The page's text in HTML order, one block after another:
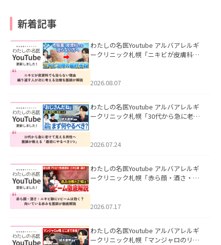
新着記事
わたしの名医Youtube アルバアレルギ
ークリニック札幌「ニキビが皮膚科で
ました。
2026.08.07
わたしの名医Youtube アルバアレルギ
ークリニック札幌「30代から急に老け
た。
2026.07.24
わたしの名医Youtube アルバアレルギ
ークリニック札幌「赤ら顔・酒さ・ニ
した。
2026.07.17
わたしの名医Youtube アルバアレルギ
ークリニック札幌「マンジャロのリア